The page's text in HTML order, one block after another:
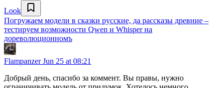
Look
Погружаем модели в сказки русские, да рассказы древние –
тестируем возможности Qwen и Whisper на
дореволюционномъ
FlampanzerJun 25 at 08:21
Добрый день, спасибо за коммент. Вы правы, нужно